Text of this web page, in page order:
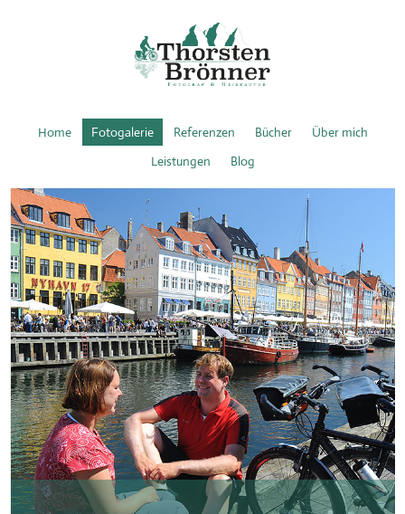
Home Fotogalerie Referenzen Bücher
Über mich
Leistungen
Blog